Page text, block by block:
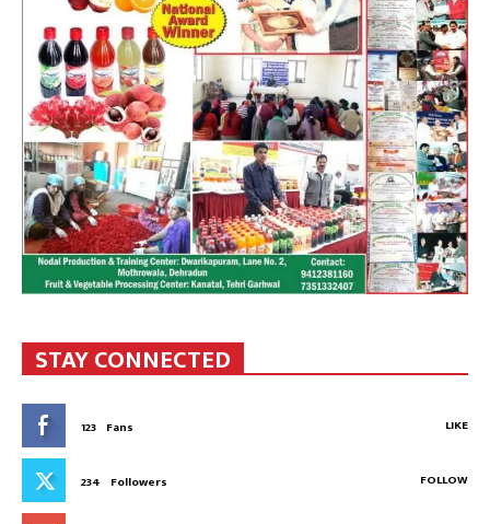
STAY CONNECTED
123 Fans LIKE
234 Followers FOLLOW